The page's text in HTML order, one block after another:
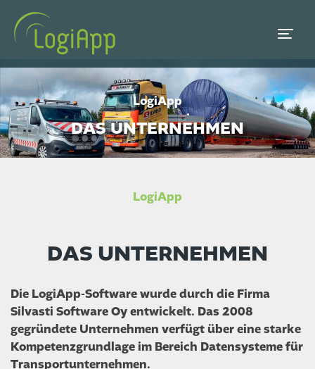
LogiApp
DAS UNTERNEHMEN
LogiApp
DAS UNTERNEHMEN
Die LogiApp-Software wurde durch die Firma
Silvasti Software Oy entwickelt. Das 2008
gegründete Unternehmen verfügt über eine starke
Kompetenzgrundlage im Bereich Datensysteme für
Transportunternehmen.